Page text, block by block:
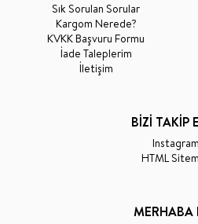
Sık Sorulan Sorular
Kargom Nerede?
KVKK Başvuru Formu
İade Taleplerim
İletişim
BİZİ TAKİP
Instagram
HTML
MERHABA